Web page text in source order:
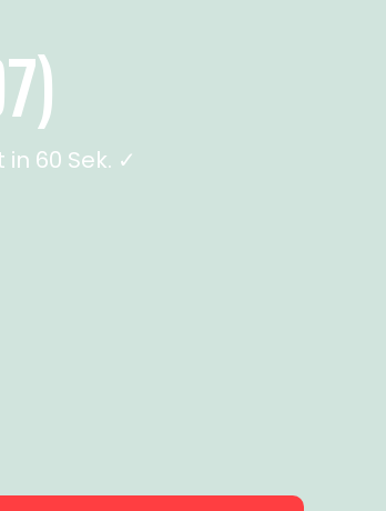
60 Sek. ✓